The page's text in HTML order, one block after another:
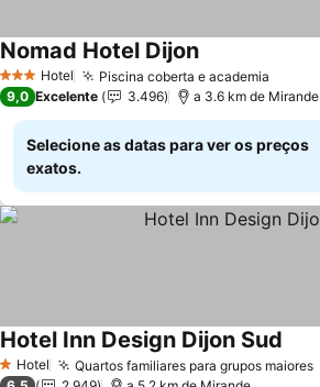
3 EstrelasHotel Piscina coberta e academia
Nomad Hotel Dijon
9,0 Excelente 3.496 a 3.6 km de Mirande
Selecione as datas para ver os preços
exatos.
1 Estrelas
Hotel Quartos familiares para grupos maiores
Hotel Inn Design Dijon Sud